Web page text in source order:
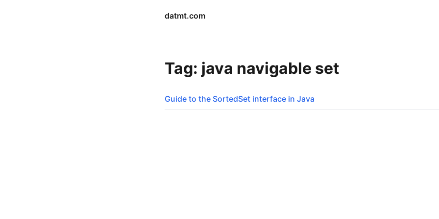
datmt.com
Tag: java navigable set
Guide to the SortedSet interface in Java